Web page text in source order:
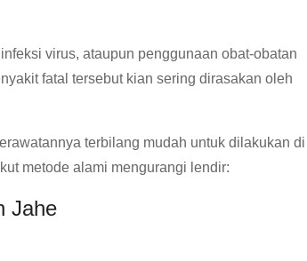
virus, ataupun penggunaan obat-obatan
fatal tersebut kian sering dirasakan oleh
terbilang mudah untuk dilakukan di
metode alami mengurangi lendir:
Jahe